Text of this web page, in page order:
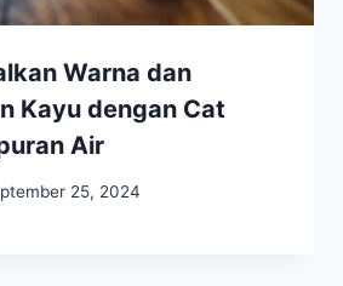
Warna dan
Kayu dengan Cat
Air
25, 2024